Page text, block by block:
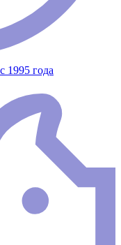
1995 года